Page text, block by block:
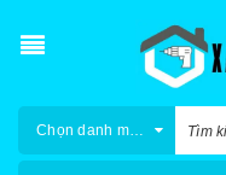
Chọn danh mục